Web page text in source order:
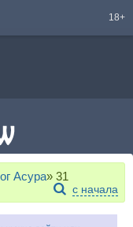
18+
Асура» 31
с начала